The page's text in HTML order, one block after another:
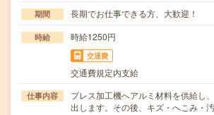
期間 長期でお仕事できる方、大歓迎！
時給 時給1250円
交通費
交通費規定内支給
仕事内容
プレス加工機へアルミ材料を供給し
出します。その後、キズ・へこみ・